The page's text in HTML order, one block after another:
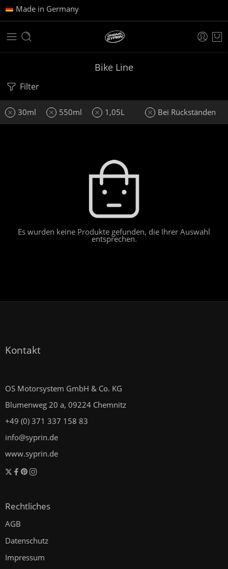
Made in Germany
Bike Line
Filter
30ml 550ml 1,05L Bei Rückständen
Es wurden keine Produkte gefunden, die Ihrer Auswahl
entsprechen.
Kontakt
OS Motorsystem GmbH & Co. KG
Blumenweg 20 a, 09224 Chemnitz
+49 (0) 371 337 158 83
info@syprin.de
www.syprin.de
Rechtliches
AGB
Datenschutz
Impressum